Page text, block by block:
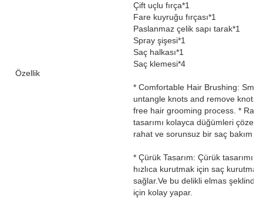
Özellik
Çift uçlu fırça*1
Fare kuyruğu fırçası*1
Paslanmaz çelik sapı tarak*1
Spray şişesi*1
Saç halkası*1
Saç klemesi*4
* Comfortable Hair Brushing:
untangle knots and remove knots
free hair grooming process. *
tasarımı kolayca düğümleri
rahat ve sorunsuz bir saç bakım
* Çürük Tasarım: Çürük tasarımı
hızlıca kurutmak için saç kurutma
sağlar.Ve bu delikli elmas
için kolay yapar.